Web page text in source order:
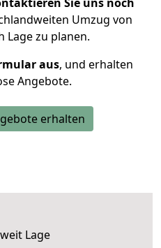
Umzug von
Lage zu planen.
aus, und erhalten
Angebote.
erhalten